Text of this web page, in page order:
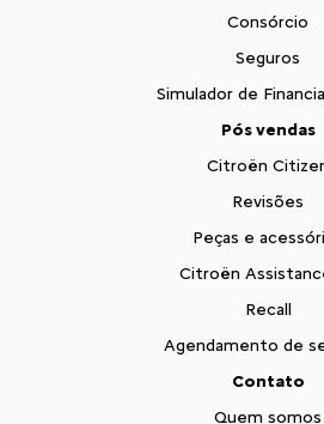
Consórcio
Seguros
Simulador de
Pós vendas
Citroën
Revisões
Peças e
Citroën
Recall
Agendamento de
Contato
Quem somos